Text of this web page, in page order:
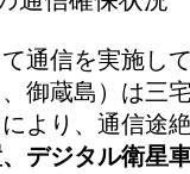
通信を実施し
御蔵島）は三
より、通信途
デジタル衛星